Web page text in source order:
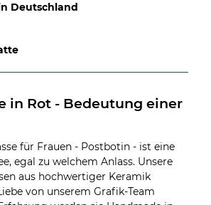
Deutschland
in Rot - Bedeutung einer
für Frauen - Postbotin - ist eine
egal zu welchem Anlass. Unsere
aus hochwertiger Keramik
von unserem Grafik-Team